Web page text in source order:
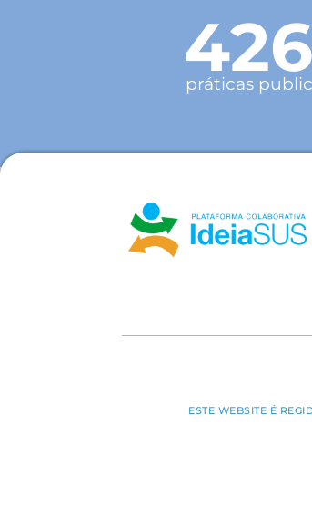
práticas
ESTE WEBSITE É